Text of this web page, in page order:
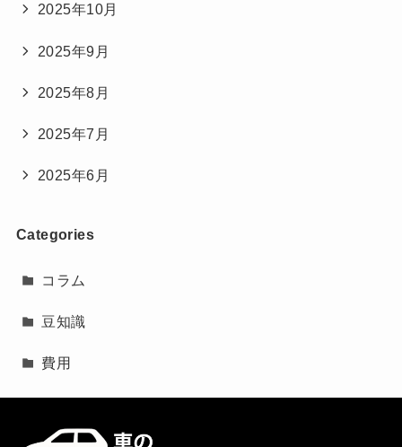
2025年10月
2025年9月
2025年8月
2025年7月
2025年6月
Categories
コラム
豆知識
費用